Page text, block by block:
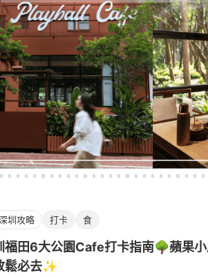
圳攻略 打卡 食
福田6大公園Cafe打卡指南🌳蘋果
鬆必去✨